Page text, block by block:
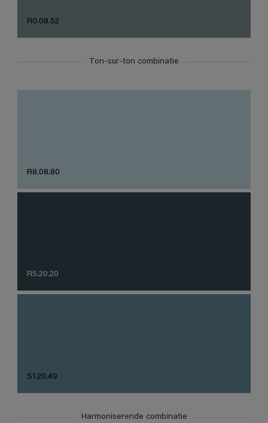
R0.08.52
Ton-sur-ton combinatie
R8.08.80
R5.20.20
S1.20.49
Harmoniserende combinatie